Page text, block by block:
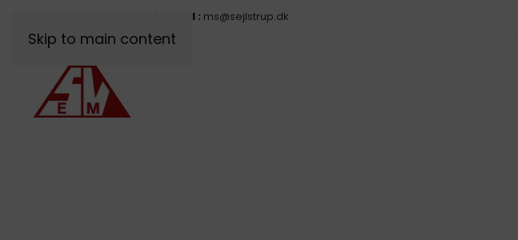
Skip to main content
Mail : ms@sejlstrup.dk